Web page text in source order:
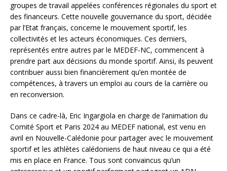
groupes de travail appelées conférences régionales du sport et
des financeurs. Cette nouvelle gouvernance du sport, décidée
par l’Etat français, concerne le mouvement sportif, les
collectivités et les acteurs économiques. Ces derniers,
représentés entre autres par le MEDEF-NC, commencent à
prendre part aux décisions du monde sportif. Ainsi, ils peuvent
contribuer aussi bien financièrement qu’en montée de
compétences, à travers un emploi au cours de la carrière ou
en reconversion.
Dans ce cadre-là, Eric Ingargiola en charge de l’animation du
Comité Sport et Paris 2024 au MEDEF national, est venu en
avril en Nouvelle-Calédonie pour partager avec le mouvement
sportif et les athlètes calédoniens de haut niveau ce qui a été
mis en place en France. Tous sont convaincus qu’un